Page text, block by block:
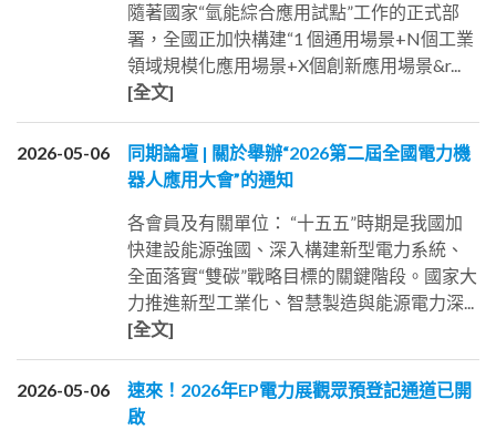
隨著國家“氫能綜合應用試點”工作的正式部
署，全國正加快構建“1 個通用場景+N個工業
領域規模化應用場景+X個創新應用場景&r...
[全文]
2026-05-06
同期論壇 | 關於舉辦“2026第二屆全國電力機
器人應用大會”的通知
各會員及有關單位： “十五五”時期是我國加
快建設能源強國、深入構建新型電力系統、
全面落實“雙碳”戰略目標的關鍵階段。國家大
力推進新型工業化、智慧製造與能源電力深...
[全文]
2026-05-06
速來！2026年EP電力展觀眾預登記通道已開
啟